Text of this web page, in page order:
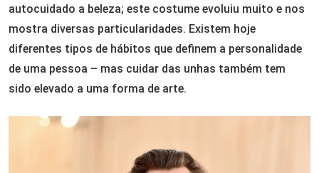
autocuidado a beleza; este costume evoluiu muito e nos
mostra diversas particularidades. Existem hoje
diferentes tipos de hábitos que definem a personalidade
de uma pessoa – mas cuidar das unhas também tem
sido elevado a uma forma de arte.